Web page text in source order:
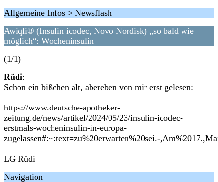
Allgemeine Infos > Newsflash
Awiqli® (Insulin icodec, Novo Nordisk) „so bald wie
möglich“: Wocheninsulin
(1/1)
Rüdi:
Schon ein bißchen alt, abereben von mir erst gelesen:
https://www.deutsche-apotheker-
zeitung.de/news/artikel/2024/05/23/insulin-icodec-
erstmals-wocheninsulin-in-europa-
zugelassen#:~:text=zu%20erwarten%20sei.-
LG Rüdi
Navigation